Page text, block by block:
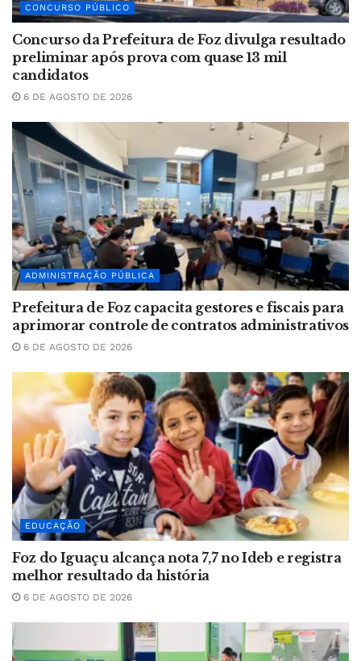
CONCURSO PÚBLICO
Concurso da Prefeitura de Foz divulga resultado
preliminar após prova com quase 13 mil
candidatos
6 DE AGOSTO DE 2026
ADMINISTRAÇÃO PÚBLICA
Prefeitura de Foz capacita gestores e fiscais para
aprimorar controle de contratos administrativos
6 DE AGOSTO DE 2026
EDUCAÇÃO
Foz do Iguaçu alcança nota 7,7 no Ideb e registra
melhor resultado da história
6 DE AGOSTO DE 2026